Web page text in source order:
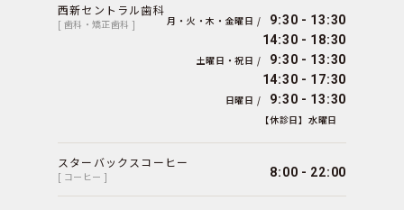
西新セントラル歯科
[ 歯科・矯正歯科 ] 月・火・木・金曜日 /
9:30 - 13:30
14:30 - 18:30
土曜日・祝日 /
9:30 - 13:30
14:30 - 17:30
日曜日 / 9:30 - 13:30
【休診日】水曜日
スターバックスコーヒー
[ コーヒー ] 8:00 - 22:00